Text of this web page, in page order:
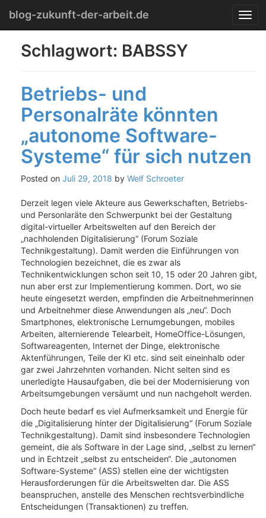
Menu
content
T
o
t
blog-zukunft-der-arbeit.de
Schlagwort: BABSSY
Betriebs- und
Personalräte könnten
„autonome Software-
Systeme“ für sich nutzen
Posted on Juli 29, 2018 by Welf Schroeter
Derzeit legen viele Akteure aus Gewerkschaften, Betriebs-
und Personlaräte den Schwerpunkt bei der Gestaltung
digital-virtueller Arbeitswelten auf den Bereich der
„nachholenden Digitalisierung“ (Forum Soziale
Technikgestaltung). Damit werden die Einführungen von
Technologien bezeichnet, die es zwar als
Technikentwicklungen schon seit 10, 15 oder 20 Jahren gibt,
nun aber erst zur Implementierung kommen. Dort, wo sie
heute eingesetzt werden, empfinden die Arbeitnehmerinnen
und Arbeitnehmer diese Anwendungen als „neu“. Doch
Smartphones, elektronische Lernumgebungen, mobiles
Arbeiten, alternierende Telearbeit, HomeOffice-Lösungen,
Softwareagenten, Internet der Dinge, elektronische
Aktenführungen, Teile der KI etc. sind seit eineinhalb oder
gar zwei Jahrzehnten vorhanden. Nicht selten sind es
unerledigte Hausaufgaben, die bei der Modernisierung von
Arbeitsumgebungen versäumt und nun nachgeholt werden.
Doch heute bedarf es viel Aufmerksamkeit und Energie für
die „Digitalisierung hinter der Digitalisierung“ (Forum Soziale
Technikgestaltung). Damit sind insbesondere Technologien
gemeint, die als Software in der Lage sind, „selbst zu lernen“
und in Echtzeit „selbst zu entscheiden“. Die „autonomen
Software-Systeme“ (ASS) stellen eine der wichtigsten
Herausforderungen für die Arbeitswelten dar. Die ASS
beanspruchen, anstelle des Menschen rechtsverbindliche
Entscheidungen (Transaktionen) zu treffen.